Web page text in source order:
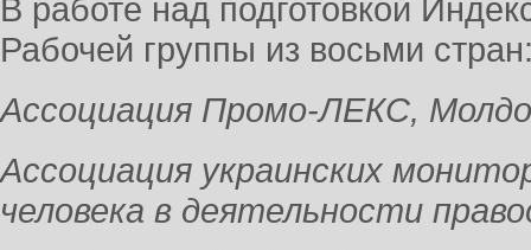
В работе над подготовкой
Рабочей группы из восьми
Ассоциация Промо-ЛЕКС,
Ассоциация украинских
человека в деятельности